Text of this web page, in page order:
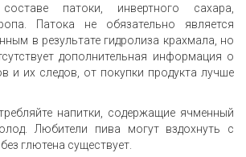
патоки, инвертного сахара,
Патока не обязательно является
в результате гидролиза крахмала, но
дополнительная информация о
и их следов, от покупки продукта лучше
напитки, содержащие ячменный
Любители пива могут вздохнуть с
глютена существует.